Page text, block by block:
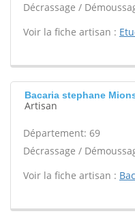
Décrassage /
Voir la fiche artisan :
Bacaria stephane
Artisan
Département: 69
Décrassage /
Voir la fiche artisan :